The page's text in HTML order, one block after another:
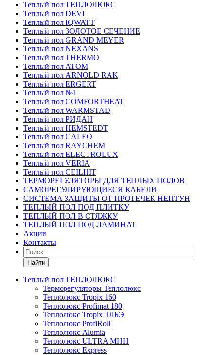
Теплый пол ТЕПЛОЛЮКС
Теплый пол DEVI
Теплый пол IQWATT
Теплый пол ЗОЛОТОЕ СЕЧЕНИЕ
Теплый пол GRAND MEYER
Теплый пол NEXANS
Теплый пол THERMO
Теплый пол ATOM
Теплый пол ARNOLD RAK
Теплый пол ERGERT
Теплый пол №1
Теплый пол COMFORTHEAT
Теплый пол WARMSTAD
Теплый пол РИДАН
Теплый пол HEMSTEDT
Теплый пол CALEO
Теплый пол RAYCHEM
Теплый пол ELECTROLUX
Теплый пол VERIA
Теплый пол CEILHIT
ТЕРМОРЕГУЛЯТОРЫ ДЛЯ ТЕПЛЫХ ПОЛОВ
САМОРЕГУЛИРУЮЩИЕСЯ КАБЕЛИ
СИСТЕМА ЗАЩИТЫ ОТ ПРОТЕЧЕК НЕПТУН
ТЕПЛЫЙ ПОЛ ПОД ПЛИТКУ
ТЕПЛЫЙ ПОЛ В СТЯЖКУ
ТЕПЛЫЙ ПОЛ ПОД ЛАМИНАТ
Акции
Контакты
Найти
Теплый пол ТЕПЛОЛЮКС
Терморегуляторы Теплолюкс
Теплолюкс Tropix 160
Теплолюкс Profimat 180
Теплолюкс Tropix ТЛБЭ
Теплолюкс ProfiRoll
Теплолюкс Alumia
Теплолюкс ULTRA МНН
Теплолюкс Express